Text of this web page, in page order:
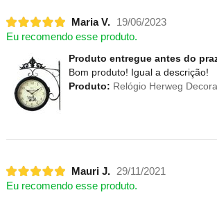
Maria V.
19/06/2023
Eu recomendo esse produto.
Produto entregue antes do
Bom produto! Igual a descrição!
Produto: Relógio Herweg
Mauri J.
29/11/2021
Eu recomendo esse produto.